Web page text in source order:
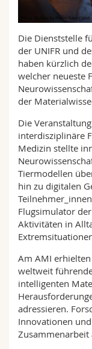
Math.-Nat.
Interfakultär
Mitarbeitende
Doktorierende
Webmail
MyUnifr
Die Dienststelle
der UNIFR und
haben kürzlich
welcher neueste
der
Die
interdisziplinäre
Medizin stellte
Tiermodellen
hin zu digitalen
Flugsimulator
Aktivitäten in
Am AMI
weltweit
intelligenten
adressieren.
Innovationen
Zusammenarbeit